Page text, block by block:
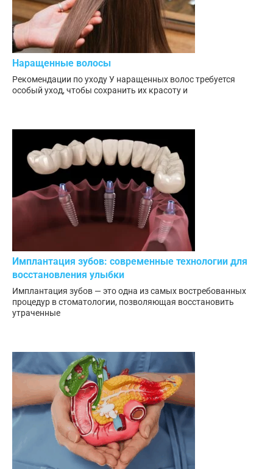
Наращенные волосы
Рекомендации по уходу У наращенных волос требуется
особый уход, чтобы сохранить их красоту и
Имплантация зубов: современные технологии для
восстановления улыбки
Имплантация зубов — это одна из самых востребованных
процедур в стоматологии, позволяющая восстановить
утраченные